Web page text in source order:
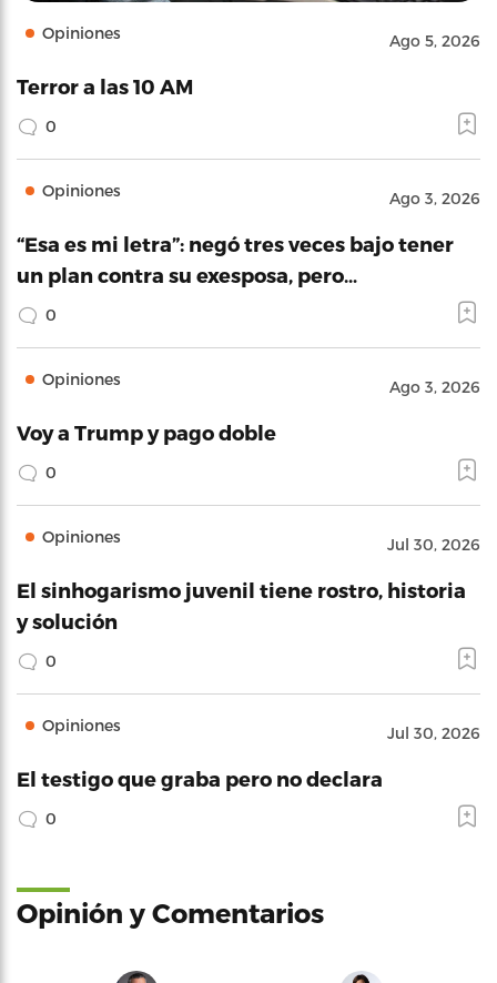
Opiniones Ago 5, 2026
Terror a las 10 AM
0
Opiniones Ago 3, 2026
“Esa es mi letra”: negó tres veces bajo tener
un plan contra su exesposa, pero…
0
Opiniones Ago 3, 2026
Voy a Trump y pago doble
0
Opiniones Jul 30, 2026
El sinhogarismo juvenil tiene rostro, historia
y solución
0
Opiniones Jul 30, 2026
El testigo que graba pero no declara
0
Opinión y Comentarios